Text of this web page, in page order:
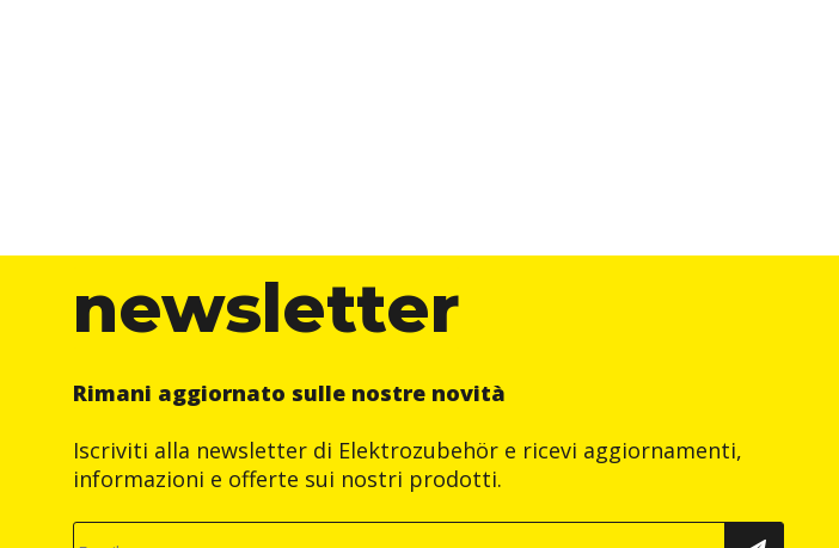
newsletter
Rimani aggiornato sulle nostre novità
Iscriviti alla newsletter di Elektrozubehör e ricevi aggiornamenti,
informazioni e offerte sui nostri prodotti.